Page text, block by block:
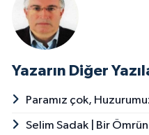
Yazarın Diğer
Paramız çok,
Selim Sadak | Bir